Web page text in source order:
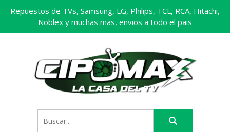
Repuestos de TVs, Samsung, LG, Philips, TCL, RCA, Hitachi,
Noblex y muchas mas, envios a todo el pais